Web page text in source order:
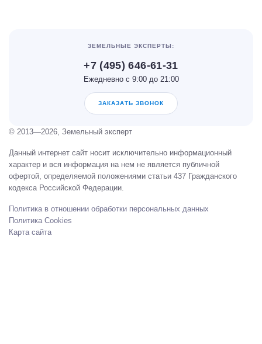
© 2013—2026, Земельный эксперт
Данный интернет сайт носит исключительно информационный
характер и вся информация на нем не является публичной
офертой, определяемой положениями статьи 437 Гражданского
кодекса Российской Федерации.
Политика в отношении обработки персональных данных
Политика Cookies
Карта сайта
ЗЕМЕЛЬНЫЕ ЭКСПЕРТЫ:
+7 (495) 646-61-31
Ежедневно с 9:00 до 21:00
ЗАКАЗАТЬ ЗВОНОК